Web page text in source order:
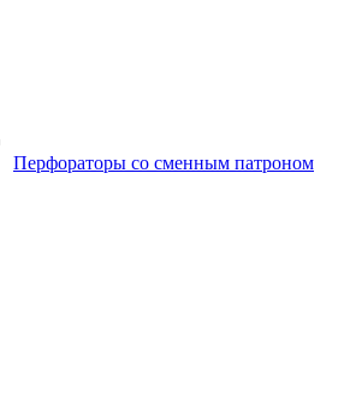
Перфораторы со сменным патроном